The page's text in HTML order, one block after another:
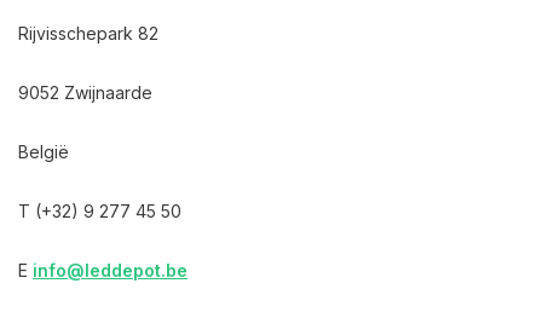
Rijvisschepark 82
9052 Zwijnaarde
België
T (+32) 9 277 45 50
E info@leddepot.be